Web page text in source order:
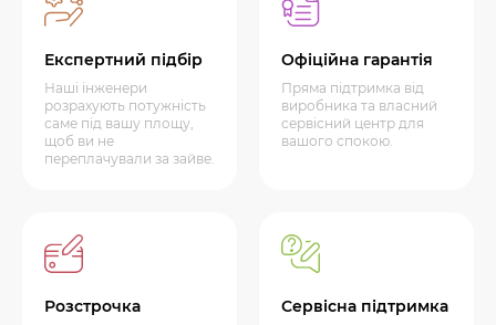
Експертний підбір
Наші інженери
розрахують потужність
саме під вашу площу,
щоб ви не
переплачували за зайве.
Офіційна гарантія
Пряма підтримка від
виробника та власний
сервісний центр для
вашого спокою.
Розстрочка Сервісна підтримка